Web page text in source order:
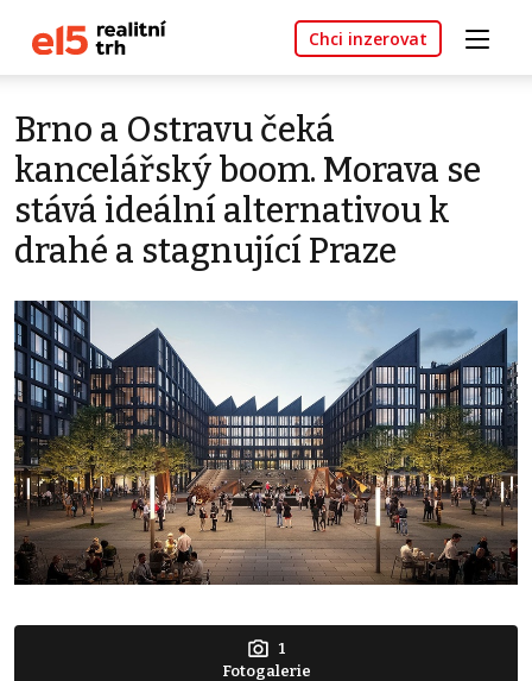
Chci inzerovat
Brno a Ostravu čeká
kancelářský boom. Morava se
stává ideální alternativou k
drahé a stagnující Praze
1
Fotogalerie